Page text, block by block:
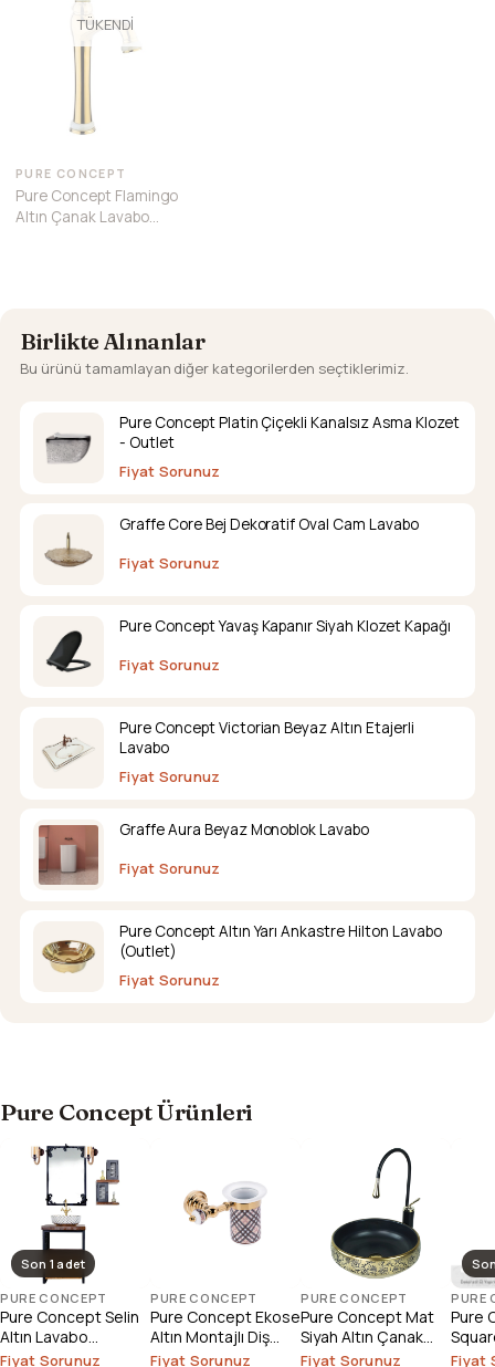
TÜKENDI
PURE CONCEPT
Pure Concept Flamingo
Altın Çanak Lavabo
Birlikte Alınanlar
Bu ürünü tamamlayan diğer kategorilerden seçtiklerimiz.
Pure Concept Platin Çiçekli Kanalsız Asma Klozet
- Outlet
Fiyat Sorunuz
Graffe Core Bej Dekoratif Oval Cam Lavabo
Fiyat Sorunuz
Pure Concept Yavaş Kapanır Siyah Klozet Kapağı
Fiyat Sorunuz
Pure Concept Victorian Beyaz Altın Etajerli
Lavabo
Fiyat Sorunuz
Graffe Aura Beyaz Monoblok Lavabo
Fiyat Sorunuz
Pure Concept Altın Yarı Ankastre Hilton Lavabo
(Outlet)
Fiyat Sorunuz
Pure Concept Ürünleri
Son 1 adet
PURE CONCEPT
Pure Concept Selin
Altın Lavabo
Bataryası (Outlet)
Fiyat Sorunuz
PURE CONCEPT
Pure Concept Ekose
Altın Montajlı Diş
Fırçalık
Fiyat Sorunuz
PURE CONCEPT
Pure Concept Mat
Siyah Altın Çanak
Lavabo
Fiyat Sorunuz
PURE
Pure
Fiyat